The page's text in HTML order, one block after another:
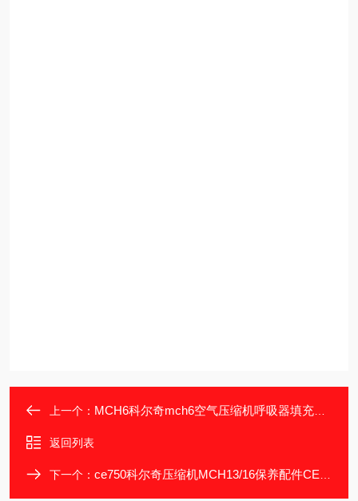
上一个： MCH6科尔奇mch6空气压缩机呼吸器填充泵维修
返回列表
下一个： ce750科尔奇压缩机MCH13/16保养配件CE750机油